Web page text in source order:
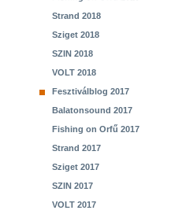
Strand 2018
Sziget 2018
SZIN 2018
VOLT 2018
Fesztiválblog 2017
Balatonsound 2017
Fishing on Orfű 2017
Strand 2017
Sziget 2017
SZIN 2017
VOLT 2017